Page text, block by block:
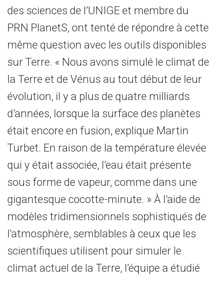
des sciences de l’UNIGE et membre du
PRN PlanetS, ont tenté de répondre à cette
même question avec les outils disponibles
sur Terre. « Nous avons simulé le climat de
la Terre et de Vénus au tout début de leur
évolution, il y a plus de quatre milliards
d’années, lorsque la surface des planètes
était encore en fusion, explique Martin
Turbet. En raison de la température élevée
qui y était associée, l’eau était présente
sous forme de vapeur, comme dans une
gigantesque cocotte-minute. » À l’aide de
modèles tridimensionnels sophistiqués de
l’atmosphère, semblables à ceux que les
scientifiques utilisent pour simuler le
climat actuel de la Terre, l’équipe a étudié